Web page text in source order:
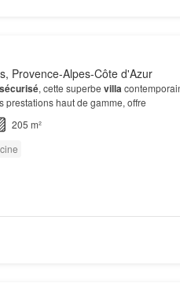
Provence-Alpes-Côte d'Azur
sécurisé, cette superbe villa
haut de gamme, offre
205 m²